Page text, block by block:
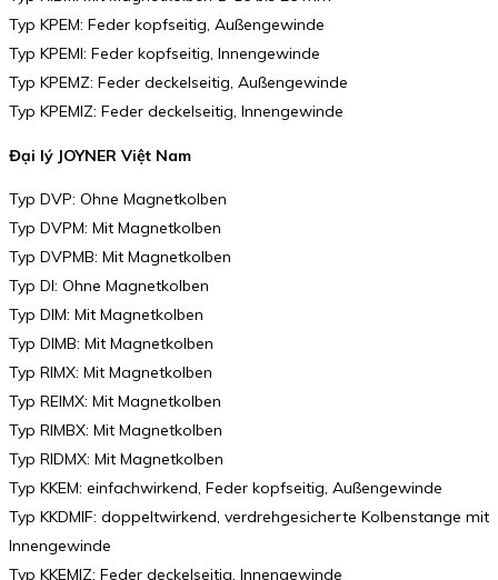
Typ KPEM: Feder kopfseitig, Außengewinde
Typ KPEMI: Feder kopfseitig, Innengewinde
Typ KPEMZ: Feder deckelseitig, Außengewinde
Typ KPEMIZ: Feder deckelseitig, Innengewinde
Đại lý JOYNER Việt Nam
Typ DVP: Ohne Magnetkolben
Typ DVPM: Mit Magnetkolben
Typ DVPMB: Mit Magnetkolben
Typ DI: Ohne Magnetkolben
Typ DIM: Mit Magnetkolben
Typ DIMB: Mit Magnetkolben
Typ RIMX: Mit Magnetkolben
Typ REIMX: Mit Magnetkolben
Typ RIMBX: Mit Magnetkolben
Typ RIDMX: Mit Magnetkolben
Typ KKEM: einfachwirkend, Feder kopfseitig, Außengewinde
Typ KKDMIF: doppeltwirkend, verdrehgesicherte Kolbenstange mit
Innengewinde
Typ KKEMIZ: Feder deckelseitig, Innengewinde